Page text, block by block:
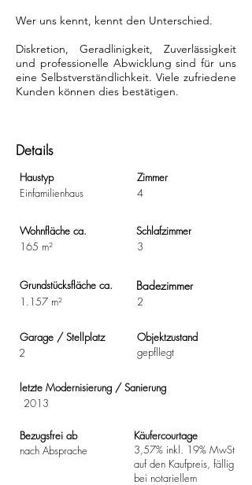
Wer uns kennt, kennt den Unterschied.
Diskretion, Geradlinigkeit, Zuverlässigkeit
und professionelle Abwicklung sind für uns
eine Selbstverständlichkeit. Viele zufriedene
Kunden können dies bestätigen.
Details
Haustyp
Einfamilienhaus
Wohnfläche ca.
165 m²
Grundstücksfläche ca.
1.157 m²
Garage / Stellplatz
2
Zimmer
4
Schlafzimmer
3
Badezimmer
2
Objektzustand
gepfllegt
letzte Modernisierung / Sanierung
2013
Bezugsfrei ab
nach Absprache
Käufercourtage
3,57% inkl. 19% MwSt
auf den Kaufpreis, fällig
bei notariellem